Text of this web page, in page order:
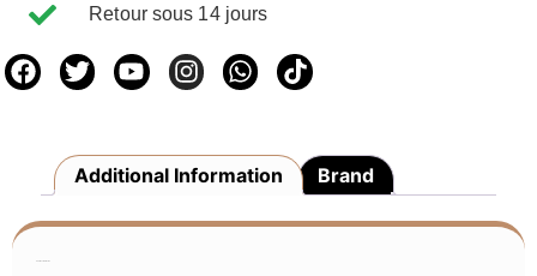
Retour sous 14 jours
Additional Information Brand